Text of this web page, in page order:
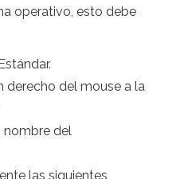
operativo, esto debe
derecho del mouse a la
nombre del
las siguientes